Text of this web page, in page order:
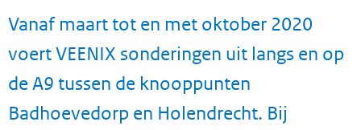
Vanaf maart tot en met oktober 2020
voert VEENIX sonderingen uit langs en op
de A9 tussen de knooppunten
Badhoevedorp en Holendrecht. Bij